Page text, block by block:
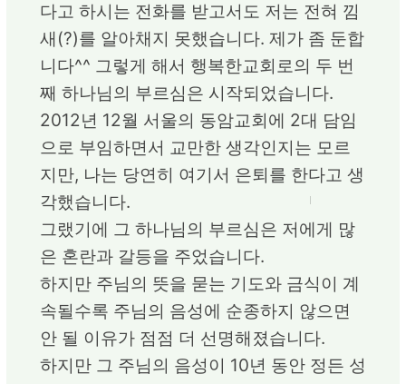
다고 하시는 전화를 받고서도 저는 전혀 낌
새(?)를 알아채지 못했습니다. 제가 좀 둔합
니다^^ 그렇게 해서 행복한교회로의 두 번
째 하나님의 부르심은 시작되었습니다.
2012년 12월 서울의 동암교회에 2대 담임
으로 부임하면서 교만한 생각인지는 모르
지만, 나는 당연히 여기서 은퇴를 한다고 생
각했습니다.
그랬기에 그 하나님의 부르심은 저에게 많
은 혼란과 갈등을 주었습니다.
하지만 주님의 뜻을 묻는 기도와 금식이 계
속될수록 주님의 음성에 순종하지 않으면
안 될 이유가 점점 더 선명해졌습니다.
하지만 그 주님의 음성이 10년 동안 정든 성